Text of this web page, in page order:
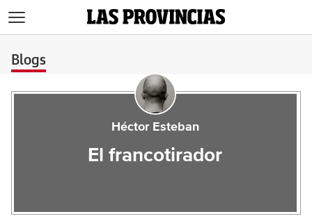
Blogs
Héctor Esteban
El francotirador